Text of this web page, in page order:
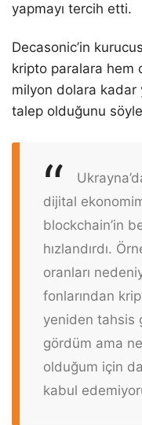
yapmayı tercih etti.
Decasonic’in
kripto paralara hem
milyon dolara kadar
talep olduğunu
dijital
blockchain’in
hızlandırdı.
oranları
fonlarından
yeniden tahsis
gördüm ama
olduğum için
kabul